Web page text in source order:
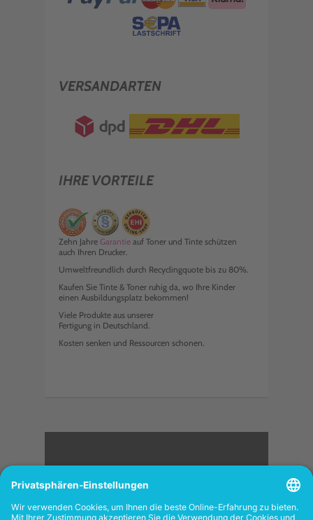
VERSANDARTEN
IHRE VORTEILE
Zehn Jahre Garantie auf Toner und Tinte schützen
auch Ihren Drucker.
Umweltfreundlich durch Recyclingquote bis zu 80%.
Kaufen Sie Tinte & Toner ruhig da, wo Ihre Kinder
einen Ausbildungsplatz bekommen!
Viele Produkte aus unserer
Fertigung in Deutschland.
Kosten senken und Ressourcen schonen.
<